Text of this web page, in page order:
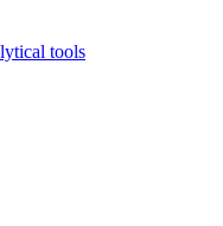
tools